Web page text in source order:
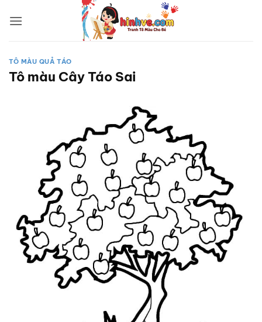
qua
TÔ MÀU QUẢ TÁO
Tô màu Cây Táo Sai